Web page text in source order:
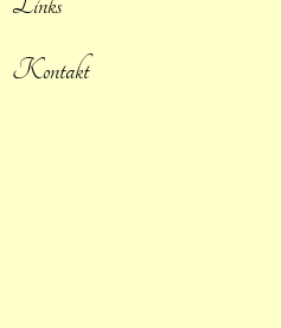
Kontakt